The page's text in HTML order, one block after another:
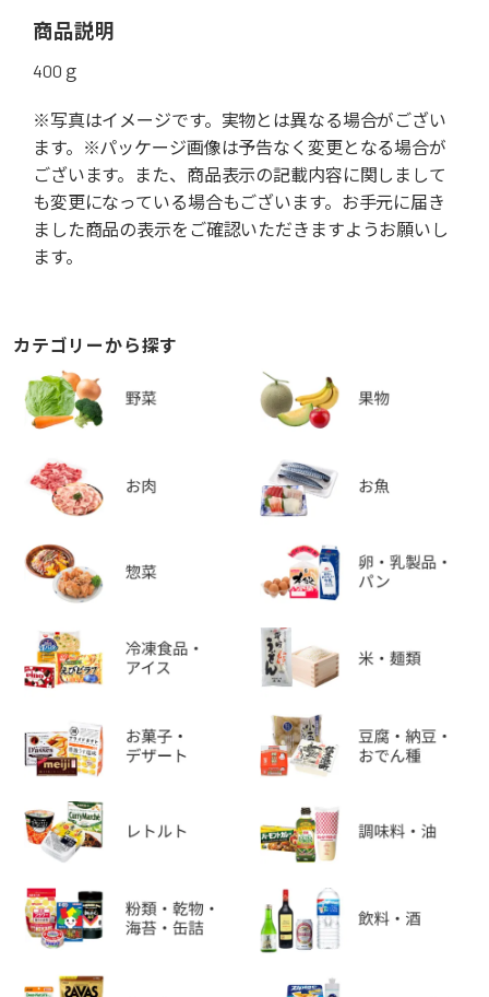
商品説明
400ｇ
※写真はイメージです。実物とは異なる場合がござい
ます。※パッケージ画像は予告なく変更となる場合が
ございます。また、商品表示の記載内容に関しまして
も変更になっている場合もございます。お手元に届き
ました商品の表示をご確認いただきますようお願いし
ます。
カテゴリーから探す